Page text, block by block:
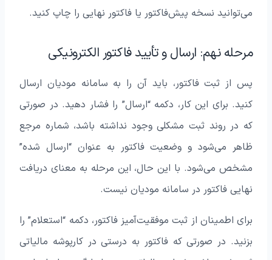
می‌توانید نسخه پیش‌فاکتور یا فاکتور نهایی را چاپ کنید.
مرحله نهم: ارسال و تأیید فاکتور الکترونیکی
پس از ثبت فاکتور، باید آن را به سامانه مودیان ارسال
کنید. برای این کار، دکمه “ارسال” را فشار دهید. در صورتی
که در روند ثبت مشکلی وجود نداشته باشد، شماره مرجع
ظاهر می‌شود و وضعیت فاکتور به عنوان “ارسال شده”
مشخص می‌شود. با این حال، این مرحله به معنای دریافت
نهایی فاکتور در سامانه مودیان نیست.
برای اطمینان از ثبت موفقیت‌آمیز فاکتور، دکمه “استعلام” را
بزنید. در صورتی که فاکتور به درستی در کارپوشه مالیاتی